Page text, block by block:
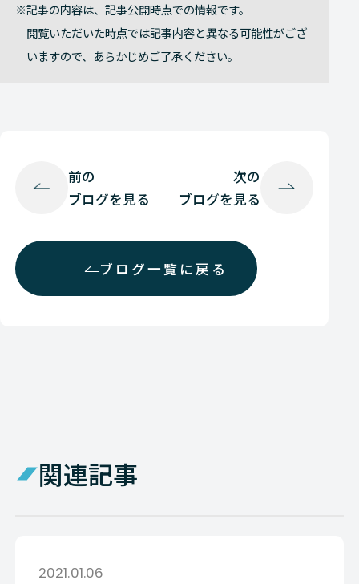
記事の内容は、記事公開時点での情報です。
閲覧いただいた時点では記事内容と異なる可能性がござ
いますので、あらかじめご了承ください。
前の
ブログを見る
ブログ一覧に戻る
次の
ブログを見る
関連記事
2021.01.06